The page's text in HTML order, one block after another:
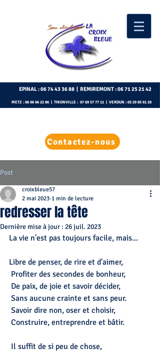
Contactez-nous
EPINAL :06 74 43 36 88 | REMIREMONT :06 71 25 21 42
METZ : 06 06 66 22 86| THIONVILLE : 07 69 57 77 11| VERDUN : 03 29 85 61 20
Post
redresser la tête
croixbleue57
2 mai 2023 1 min de lecture
Dernière mise à jour : 26 juil. 2023
La vie n'est pas toujours facile, mais...
Libre de penser, de rire et d'aimer,
Profiter des secondes de bonheur,
De paix, de joie et savoir décider,
Sans aucune crainte et sans peur.
Savoir dire non, oser et choisir,
Construire, entreprendre et bâtir.
Il suffit de si peu de chose,